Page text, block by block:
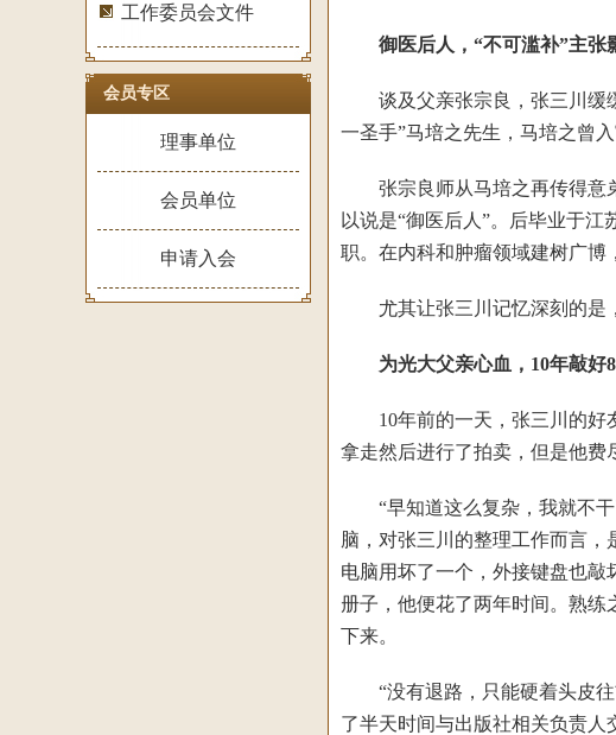
工作委员会文件
会员专区
理事单位
会员单位
申请入会
御医后人，“不可滥补”主张
谈及父亲张宗良，张三川缓缓
一圣手”马培之先生，马培之曾
张宗良师从马培之再传得意弟
以说是“御医后人”。后毕业于
职。在内科和肿瘤领域建树广博
尤其让张三川记忆深刻的是，
为光大父亲心血，10年敲好
10年前的一天，张三川的好友
拿走然后进行了拍卖，但是他费
“早知道这么复杂，我就不干
脑，对张三川的整理工作而言，
电脑用坏了一个，外接键盘也
册子，他便花了两年时间。熟
下来。
“没有退路，只能硬着头皮往
了半天时间与出版社相关负责